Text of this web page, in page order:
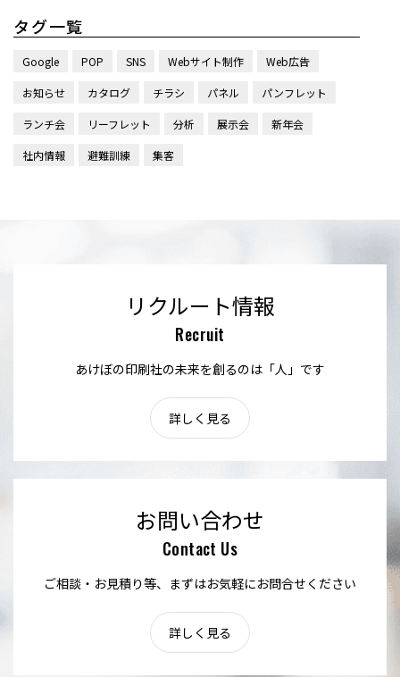
タグ一覧
Google POP SNS Webサイト制作 Web広告
お知らせ カタログ チラシ パネル パンフレット
ランチ会 リーフレット 分析 展示会 新年会
社内情報 避難訓練 集客
リクルート情報
Recruit
あけぼの印刷社の未来を創るのは「人」です
詳しく見る
お問い合わせ
Contact Us
ご相談・お見積り等、まずはお気軽にお問合せください
詳しく見る